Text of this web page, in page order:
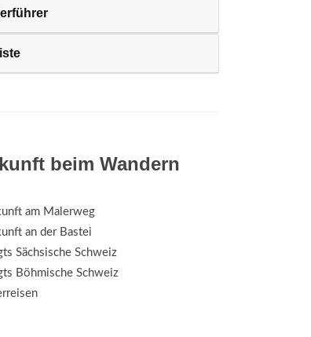
beim Wandern
am Malerweg
an der Bastei
Sächsische Schweiz
Böhmische Schweiz